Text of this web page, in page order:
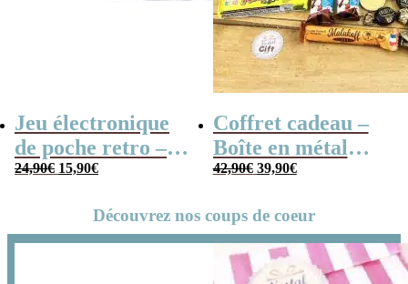
Jeu électronique
de poche retro –
Console vintage
24,90€ Le
24,90€.
15,90€Le
est :
15,90€.
Coffret cadeau –
Boîte en métal
cassette –
années 80 – grand
coffret chocolat
original
42,90€ Le
était :
42,90€.
39,90€Le
est :
39,90€.
Découvrez nos coups de coeur